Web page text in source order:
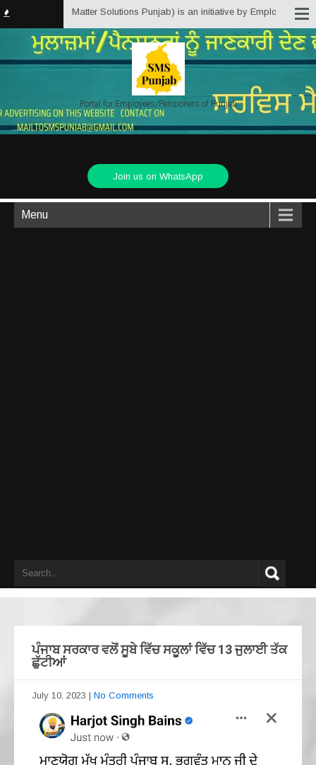
(Service Matter Solutions Punjab) is an initiative by Employees/
Portal for Employees/Pensioners of Punjab
Join us on WhatsApp
Menu
ਪੰਜਾਬ ਸਰਕਾਰ ਵਲੋਂ ਸੂਬੇ ਵਿੱਚ ਸਕੂਲਾਂ ਵਿੱਚ 13 ਜੁਲਾਈ ਤੱਕ
ਛੁੱਟੀਆਂ
July 10, 2023 | No Comments